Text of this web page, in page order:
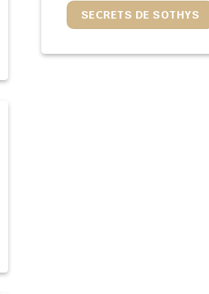
SECRETS DE SOTHYS